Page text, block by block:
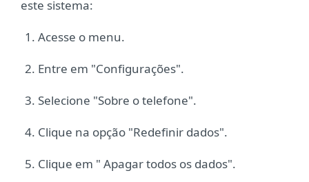
este sistema:
Acesse o menu.
Entre em "Configurações".
Selecione "Sobre o telefone".
Clique na opção "Redefinir dados".
Clique em " Apagar todos os dados".